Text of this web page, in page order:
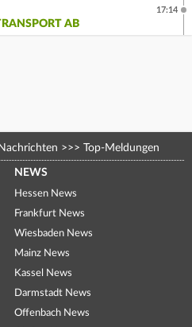
AB
17:14
Nachrichten >>> Top-Meldungen
NEWS
Hessen News
Frankfurt News
Wiesbaden News
Mainz News
Kassel News
Darmstadt News
Offenbach News